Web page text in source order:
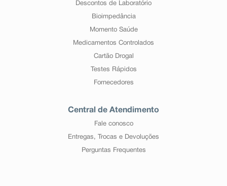
Descontos de Laboratório
Bioimpedância
Momento Saúde
Medicamentos Controlados
Cartão Drogal
Testes Rápidos
Fornecedores
Central de Atendimento
Fale conosco
Entregas, Trocas e Devoluções
Perguntas Frequentes